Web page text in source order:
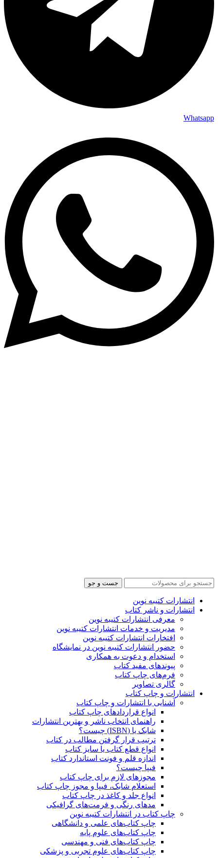
Whatsapp
جست و جو
انتشارات کتیبه نوین
انتشارات و ناشر کتاب
معرفی انتشارات کتیبه نوین
مدیریت و خدمات انتشارات کتیبه نوین
افتخارات انتشارات کتیبه نوین
حضور انتشارات کتیبه نوین در نمایشگاه‌
استخدام و دعوت به همکاری
پیوندهای مفید کتاب
فرم‌های چاپ کتاب
گالری تصاویر
انتشارات و چاپ کتاب
آشنایی با انتشارات و چاپ کتاب
انواع قراردادهای چاپ کتاب
راهنمای انتخاب ناشر و بهترین انتشارات
شابک یا (ISBN) چیست؟
ترتیب قرار گرفتن مطالب در کتاب
انواع قطع کتاب یا سایز کتاب
اندازه قلم و فونت استاندارد کتاب
فیپا چیست؟
مجوزهای لازم برای چاپ کتاب
استعلام شابک، فیپا و مجوز چاپ کتاب
انواع جلد و کاغذ در چاپ کتاب
مدهای رنگی و فرمت‌های گرافیکی
چاپ کتاب در انتشارات کتیبه نوین
چاپ کتاب‌های علمی و دانشگاهی
چاپ کتاب‌های علوم پایه
چاپ کتاب‌های فنی و مهندسی
چاپ کتاب‌های علوم تجربی و پزشکی